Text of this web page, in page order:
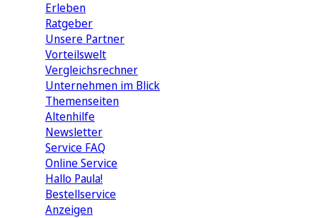
Erleben
Ratgeber
Unsere Partner
Vorteilswelt
Vergleichsrechner
Unternehmen im Blick
Themenseiten
Altenhilfe
Newsletter
Service FAQ
Online Service
Hallo Paula!
Bestellservice
Anzeigen